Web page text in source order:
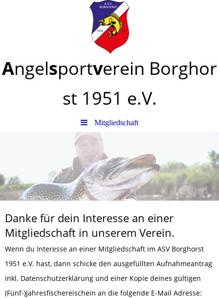
Angelsportverein Borghor
st 1951 e.V.
Mitgliedschaft
Danke für dein Interesse an einer
Mitgliedschaft in unserem Verein.
Wenn du Interesse an einer Mitgliedschaft im ASV Borghorst
1951 e.V. hast, dann schicke den ausgefüllten Aufnahmeantrag
inkl. Datenschutzerklärung und einer Kopie deines gültigen
(Fünf-)Jahresfischereischein an die folgende E-Mail Adresse: